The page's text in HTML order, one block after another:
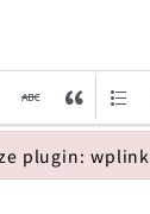
plugin: wplink
plugin: wplink